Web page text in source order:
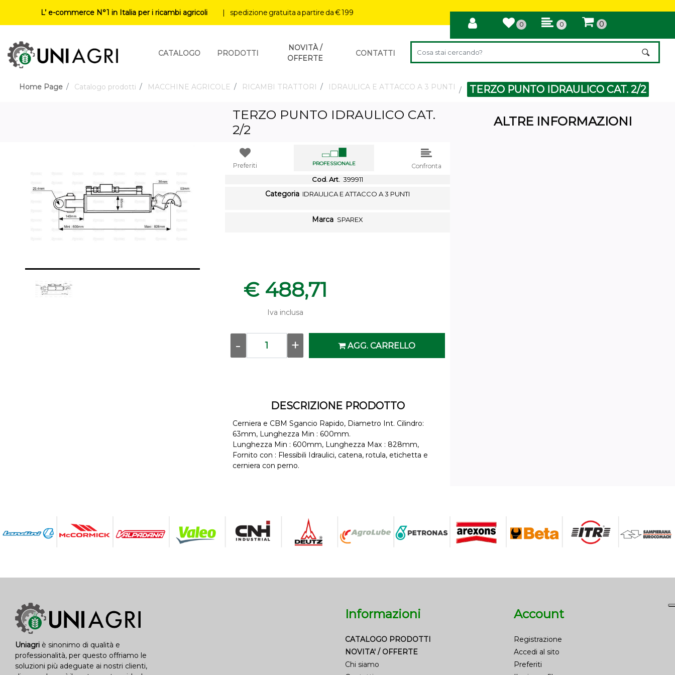
L’ e-commerce N°1 in Italia per i ricambi agricoli | spedizione gratuita a partire da € 199
0 0 0
CATALOGO PRODOTTI
NOVITÀ /
OFFERTE
CONTATTI
Changing a filter automatically updates the other available filters.
Home Page Catalogo prodotti MACCHINE AGRICOLE RICAMBI TRATTORI IDRAULICA E ATTACCO A 3 PUNTI TERZO PUNTO IDRAULICO CAT. 2/2
TERZO PUNTO IDRAULICO CAT.
2/2
Preferiti PROFESSIONALE Confronta
Cod. Art. 399911
Categoria IDRAULICA E ATTACCO A 3 PUNTI
Marca SPAREX
€ 488,71
Iva inclusa
AGG. CARRELLO
DESCRIZIONE PRODOTTO
Cerniera e CBM Sgancio Rapido, Diametro Int. Cilindro:
63mm, Lunghezza Min : 600mm.
Lunghezza Min : 600mm, Lunghezza Max : 828mm,
Fornito con : Flessibili Idraulici, catena, rotula, etichetta e
cerniera con perno.
ALTRE INFORMAZIONI
Uniagri è sinonimo di qualità e
professionalità, per questo offriamo le
soluzioni più adeguate ai nostri clienti,
Informazioni
CATALOGO PRODOTTI
NOVITA' / OFFERTE
Chi siamo
Account
Registrazione
Accedi al sito
Preferiti